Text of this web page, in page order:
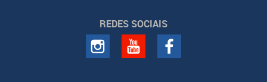
REDES SOCIAIS